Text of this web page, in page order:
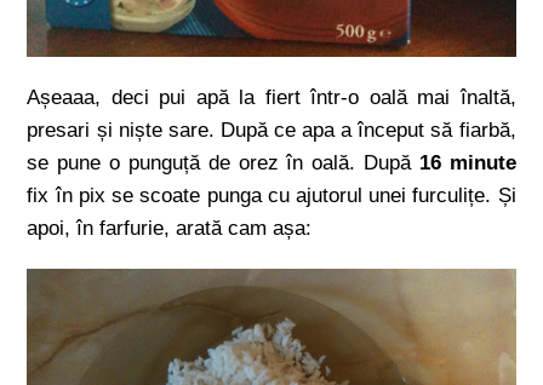
Așeaaa, deci pui apă la fiert într-o oală mai înaltă,
presari și niște sare. După ce apa a început să fiarbă,
se pune o punguță de orez în oală. După 16 minute
fix în pix se scoate punga cu ajutorul unei furculițe. Și
apoi, în farfurie, arată cam așa: